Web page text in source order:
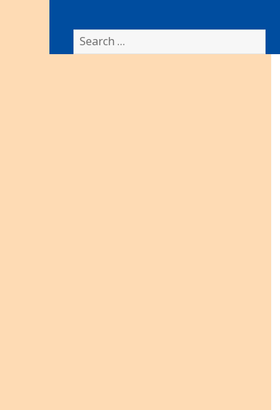
Search
for: